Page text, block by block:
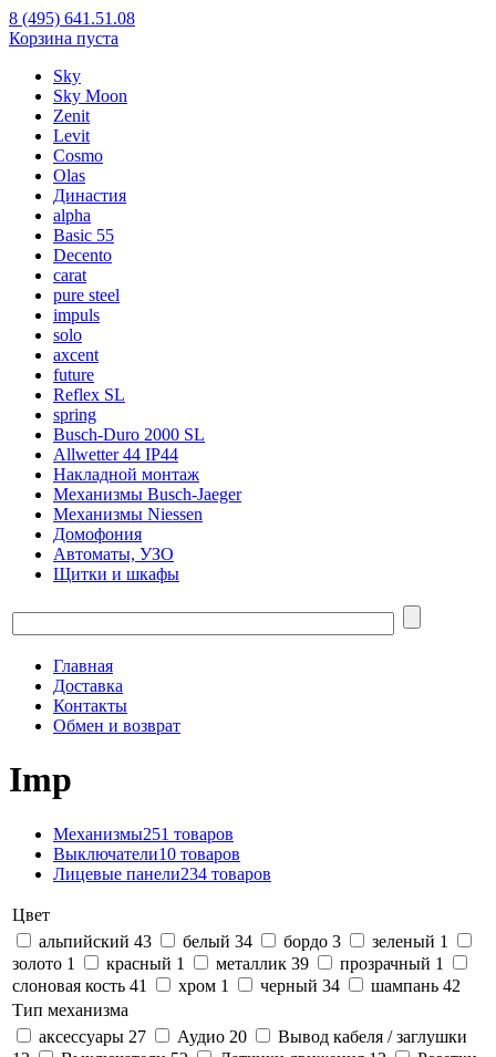
8 (495) 641.51.08
Корзина пуста
Sky
Sky Moon
Zenit
Levit
Cosmo
Olas
Династия
alpha
Basic 55
Decento
carat
pure steel
impuls
solo
axcent
future
Reflex SL
spring
Busch-Duro 2000 SL
Allwetter 44 IP44
Накладной монтаж
Механизмы Busch-Jaeger
Механизмы Niessen
Домофония
Автоматы, УЗО
Щитки и шкафы
Главная
Доставка
Контакты
Обмен и возврат
Imp
Механизмы251 товаров
Выключатели10 товаров
Лицевые панели234 товаров
Цвет
альпийский 43 белый 34 бордо 3 зеленый 1
золото 1 красный 1 металлик 39 прозрачный 1
слоновая кость 41 хром 1 черный 34 шампань 42
Тип механизма
аксессуары 27 Аудио 20
Вывод кабеля / заглушки